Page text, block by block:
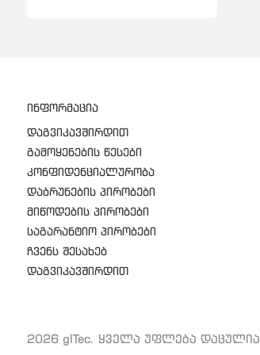
ინფორმაცია
დაგვიკავშირდით
გამოყენების წესები
კონფიდენციალურობა
დაბრუნების პირობები
მიწოდების პირობები
საგარანტიო პირობები
ჩვენს შესახებ
დაგვიკავშირდით
2026 gITec. ყველა უფლება დაცულია